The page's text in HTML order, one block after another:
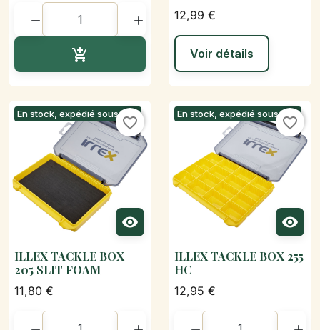
 

12,99 €
Voir détails
En stock, expédié sous 24h

favorite_border
ILLEX TACKLE BOX
205 SLIT FOAM
11,80 €
En stock, expédié sous 24h

favorite_border
ILLEX TACKLE BOX 255
HC
12,95 €